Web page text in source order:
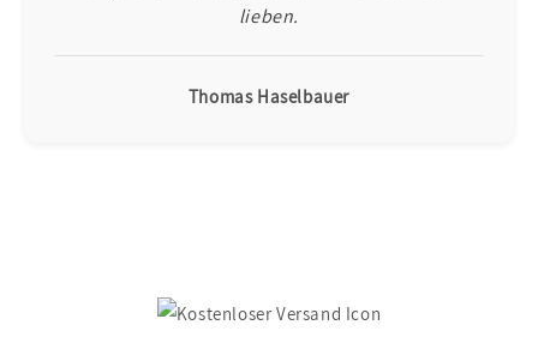
lieben.
Thomas Haselbauer